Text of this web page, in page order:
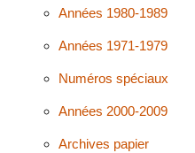
Années 1980-1989
Années 1971-1979
Numéros spéciaux
Années 2000-2009
Archives papier